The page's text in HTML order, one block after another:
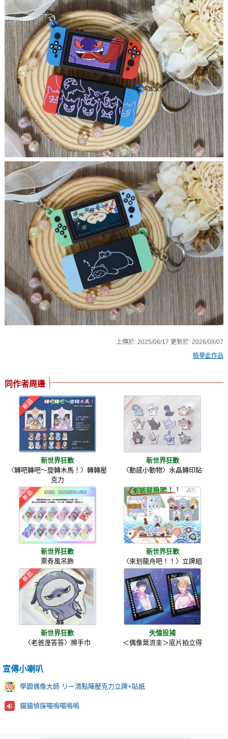
上傳於:2025/06/17 更新於:2026/08/07
檢舉此作品
同作者周邊
新世界狂歡
〈轉吧轉吧～旋轉木馬！〉轉轉壓
克力
新世界狂歡
〈動感小動物〉水晶轉印貼
新世界狂歡
票券風吊飾
新世界狂歡
〈來划龍舟吧！！〉立牌組
新世界狂歡
〈老爸溼答答〉擦手巾
失憶投捕
＜偶像葉流圭＞底片拍立得
宣傳小喇叭
學園偶像大師 リー清點陣壓克力立牌+貼紙
貓貓偵探喵嗚喵嗚嗚